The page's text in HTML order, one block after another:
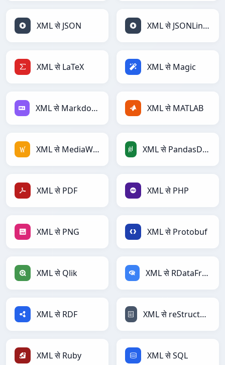
XML से JSON XML से JSONLines
XML से LaTeX XML से Magic
XML से Markdown XML से MATLAB
XML से MediaWiki XML से PandasDataFrame
XML से PDF XML से PHP
XML से PNG XML से Protobuf
XML से Qlik XML से RDataFrame
XML से RDF XML से reStructuredText
XML से Ruby XML से SQL